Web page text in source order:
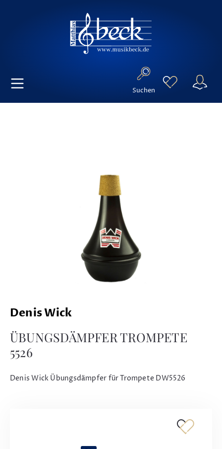
Suchen
Denis Wick
ÜBUNGSDÄMPFER TROMPETE
5526
Denis Wick Übungsdämpfer für Trompete DW5526